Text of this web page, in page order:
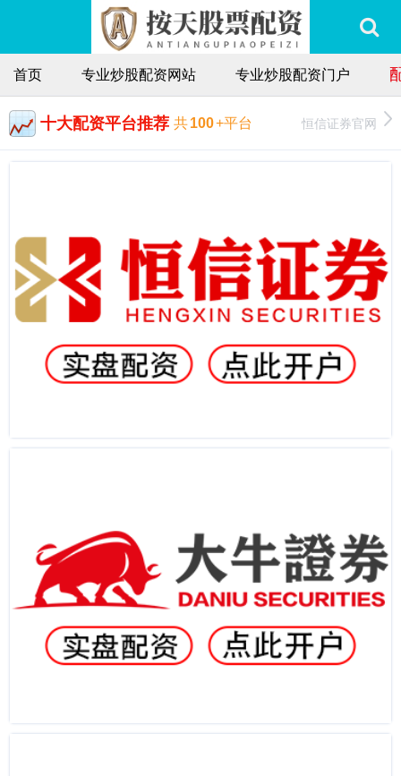
首页 专业炒股配资网站 专业炒股配资门户
十大配资平台推荐 共100+平台 恒信证券官网